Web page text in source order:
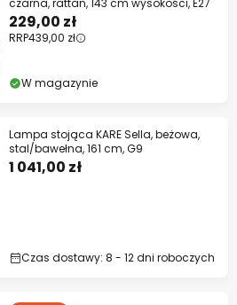
czarna, rattan, 143 cm wysokości, E27
229,00 zł
RRP439,00 zł
W magazynie
Lampa stojąca KARE Sella, beżowa,
stal/bawełna, 161 cm, G9
1 041,00 zł
Czas dostawy: 8 - 12 dni roboczych